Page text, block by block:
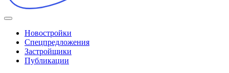
Новостройки
Спецпредложения
Застройщики
Публикации